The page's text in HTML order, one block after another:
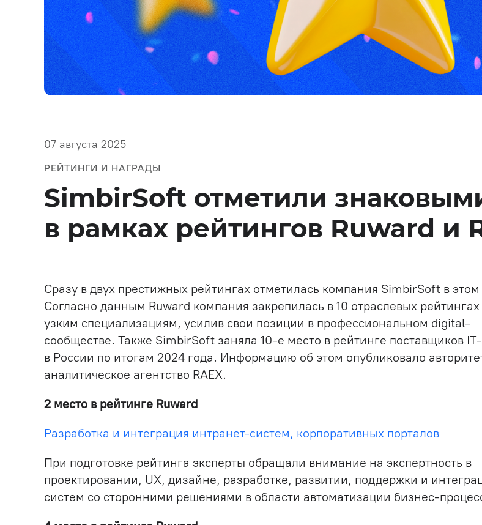
Бизнес-анализ и системный
анализ
Дизайн
Frontend-разработка
Backend-разработка
Разработка сайтов и
корпоративных порталов
Внедрение Битрикс
IT-архитектура
07 августа 2025
РЕЙТИНГИ И НАГРАДЫ
SimbirSoft отметили
в рамках рейтингов Ruward и
Сразу в двух престижных рейтингах отметилась компания SimbirSoft в этом
Согласно данным Ruward компания закрепилась в 10 отраслевых рейтингах
узким специализациям, усилив свои позиции в профессиональном digital-
сообществе. Также SimbirSoft заняла 10-е место в рейтинге поставщиков IT-
в России по итогам 2024 года. Информацию об этом опубликовало
аналитическое агентство RAEX.
2 место в рейтинге Ruward
Разработка и интеграция интранет-систем, корпоративных порталов
При подготовке рейтинга эксперты обращали внимание на экспертность в
проектировании, UX, дизайне, разработке, развитии, поддержки и
систем со сторонними решениями в области автоматизации бизнес-